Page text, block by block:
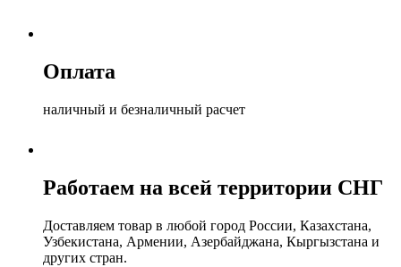
Оплата
наличный и безналичный расчет
Работаем на всей территории СНГ
Доставляем товар в любой город России, Казахстана,
Узбекистана, Армении, Азербайджана, Кыргызстана и
других стран.